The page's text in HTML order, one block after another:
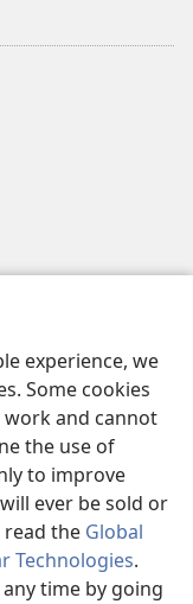
experience, we
Some cookies
work and cannot
the use of
to improve
ever be sold or
the Global
Technologies.
time by going
of Pennsylvania.